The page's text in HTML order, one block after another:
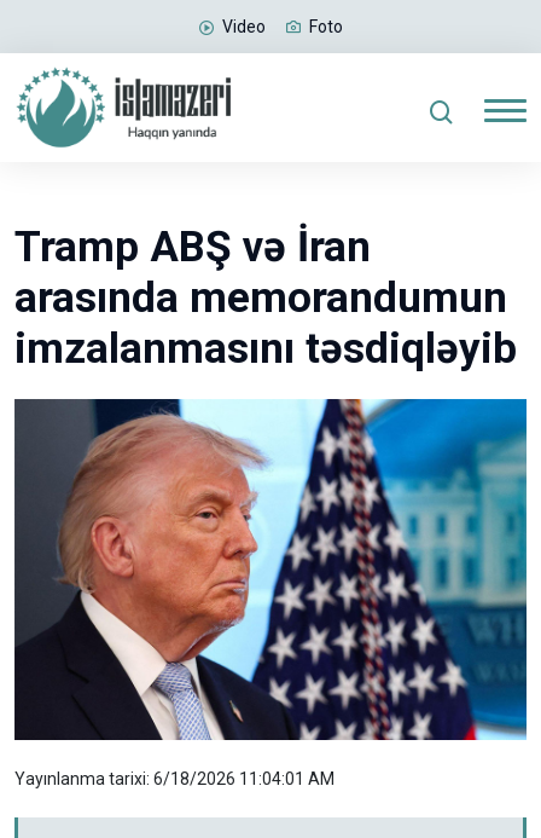
Video Foto
Tramp ABŞ və İran
arasında memorandumun
imzalanmasını təsdiqləyib
Yayınlanma tarixi: 6/18/2026 11:04:01 AM